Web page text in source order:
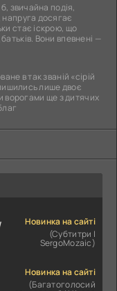
звичайна подія,
досягає
стає іскрою, що
Вони впевнені —
в так званій «сірій
лише двоє
ворогами ще з дитячих
Новинка на сайті
(Субтитри |
SergoMozaic)
Новинка на сайті
(Багатоголосий